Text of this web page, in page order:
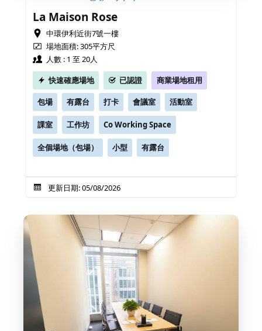
La Maison Rose
中環伊利近街7號一樓
場地面積: 305平方尺
人數 : 1 至 20人
快速確應場地
已認證 商業場地租用
包場 有露台 打卡 會議室 活動室
課室 工作坊 Co Working Space
全個場地（包場） 小型 有露台
更新日期: 05/08/2026